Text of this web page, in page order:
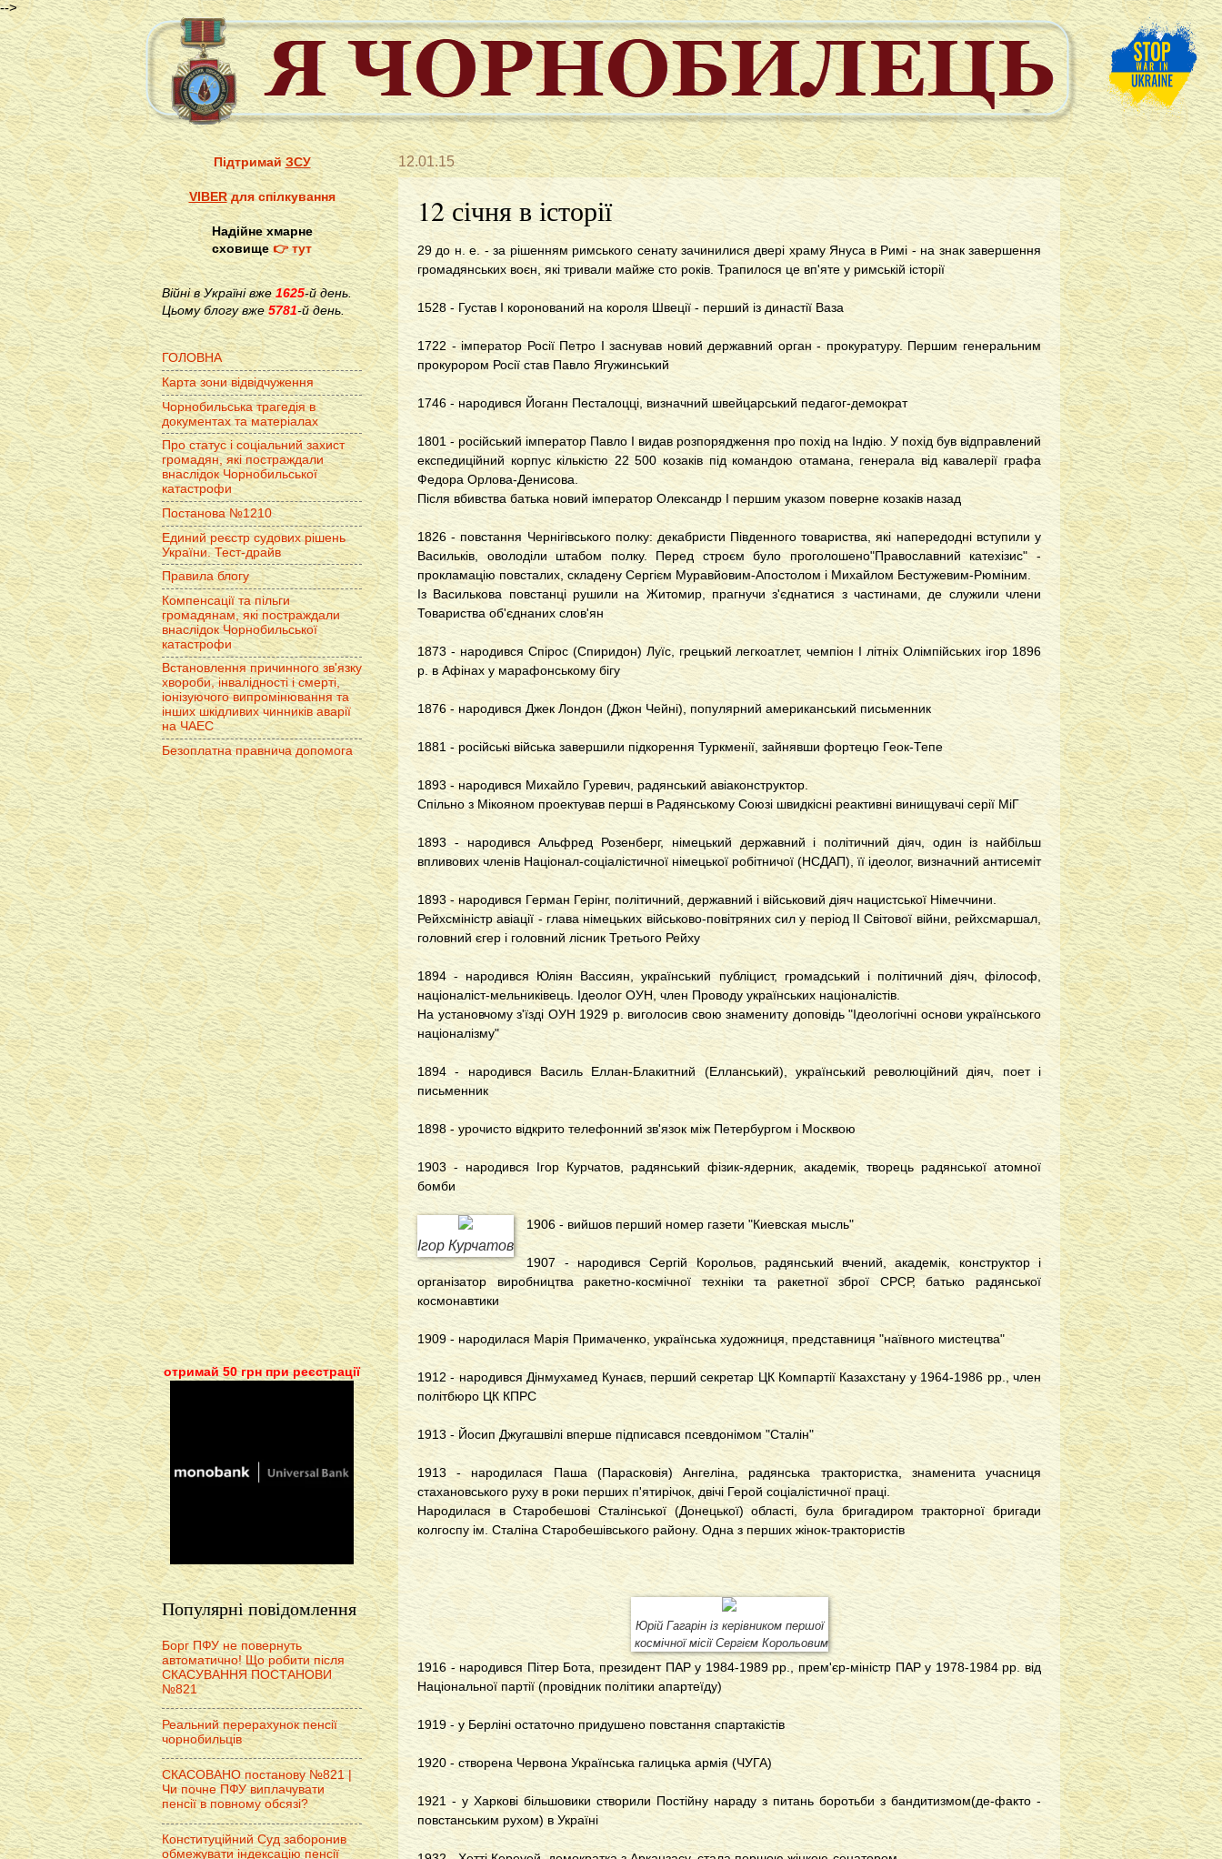
-->
12.01.15
12 січня в історії
29 до н. е. - за рішенням римського сенату зачинилися двері храму Януса в Римі - на знак завершення
громадянських воєн, які тривали майже сто років. Трапилося це вп'яте у римській історії
1528 - Густав I коронований на короля Швеції - перший із династії Ваза
1722 - імператор Росії Петро I заснував новий державний орган - прокуратуру. Першим генеральним
прокурором Росії став Павло Ягужинський
1746 - народився Йоганн Песталоцці, визначний швейцарський педагог-демократ
1801 - російський імператор Павло I видав розпорядження про похід на Індію. У похід був відправлений
експедиційний корпус кількістю 22 500 козаків під командою отамана, генерала від кавалерії графа
Федора Орлова-Денисова.
Після вбивства батька новий імператор Олександр I першим указом поверне козаків назад
1826 - повстання Чернігівського полку: декабристи Південного товариства, які напередодні вступили у
Васильків, оволоділи штабом полку. Перед строєм було проголошено"Православний катехізис" -
прокламацію повсталих, складену Сергієм Муравйовим-Апостолом і Михайлом Бестужевим-Рюміним.
Із Василькова повстанці рушили на Житомир, прагнучи з'єднатися з частинами, де служили члени
Товариства об'єднаних слов'ян
1873 - народився Спірос (Спиридон) Луїс, грецький легкоатлет, чемпіон І літніх Олімпійських ігор 1896
р. в Афінах у марафонському бігу
1876 - народився Джек Лондон (Джон Чейні), популярний американський письменник
1881 - російські війська завершили підкорення Туркменії, зайнявши фортецю Геок-Тепе
1893 - народився Михайло Гуревич, радянський авіаконструктор.
Спільно з Мікояном проектував перші в Радянському Союзі швидкісні реактивні винищувачі серії МіГ
1893 - народився Альфред Розенберг, німецький державний і політичний діяч, один із найбільш
впливових членів Націонал-соціалістичної німецької робітничої (НСДАП), її ідеолог, визначний антисеміт
1893 - народився Герман Герінг, політичний, державний і військовий діяч нацистської Німеччини.
Рейхсміністр авіації - глава німецьких військово-повітряних сил у період ІІ Світової війни, рейхсмаршал,
головний єгер і головний лісник Третього Рейху
1894 - народився Юліян Вассиян, український публіцист, громадський і політичний діяч, філософ,
націоналіст-мельниківець. Ідеолог ОУН, член Проводу українських націоналістів.
На установчому з'їзді ОУН 1929 р. виголосив свою знамениту доповідь "Ідеологічні основи українського
націоналізму"
1894 - народився Василь Еллан-Блакитний (Елланський), український революційний діяч, поет і
письменник
1898 - урочисто відкрито телефонний зв'язок між Петербургом і Москвою
1903 - народився Ігор Курчатов, радянський фізик-ядерник, академік, творець радянської атомної
бомби
Ігор Курчатов
1906 - вийшов перший номер газети "Киевская мысль"
1907 - народився Сергій Корольов, радянський вчений, академік, конструктор і
організатор виробництва ракетно-космічної техніки та ракетної зброї СРСР, батько радянської
космонавтики
1909 - народилася Марія Примаченко, українська художниця, представниця "наївного мистецтва"
1912 - народився Дінмухамед Кунаєв, перший секретар ЦК Компартії Казахстану у 1964-1986 рр., член
політбюро ЦК КПРС
1913 - Йосип Джугашвілі вперше підписався псевдонімом "Сталін"
1913 - народилася Паша (Парасковія) Ангеліна, радянська трактористка, знаменита учасниця
стахановського руху в роки перших п'ятирічок, двічі Герой соціалістичної праці.
Народилася в Старобешові Сталінської (Донецької) області, була бригадиром тракторної бригади
колгоспу ім. Сталіна Старобешівського району. Одна з перших жінок-трактористів
Юрій Гагарін із керівником першої
космічної місії Сергієм Корольовим
1916 - народився Пітер Бота, президент ПАР у 1984-1989 рр., прем'єр-міністр ПАР у 1978-1984 рр. від
Національної партії (провідник політики апартеїду)
1919 - у Берліні остаточно придушено повстання спартакістів
1920 - створена Червона Українська галицька армія (ЧУГА)
1921 - у Харкові більшовики створили Постійну нараду з питань боротьби з бандитизмом(де-факто -
повстанським рухом) в Україні
ПідтримайЗСУ
VIBERдля спілкування
Надійне хмарне
сховище👉 тут
Війні в Україні вже1625-й день.
Цьому блогу вже 5781-й день.
ГОЛОВНА
Карта зони відвідчуження
Чорнобильська трагедія в
документах та матеріалах
Про статус і соціальний захист
громадян, які постраждали
внаслідок Чорнобильської
катастрофи
Постанова №1210
Единий реєстр судових рішень
України. Тест-драйв
Правила блогу
Компенсації та пільги
громадянам, які постраждали
внаслідок Чорнобильської
катастрофи
Встановлення причинного зв'язку
хвороби, інвалідності і смерті,
іонізуючого випромінювання та
інших шкідливих чинників аварії
на ЧАЕС
Безоплатна правнича допомога
отримай 50 грн при реєстрації
Популярні повідомлення
Борг ПФУ не повернуть
автоматично! Що робити після
СКАСУВАННЯ ПОСТАНОВИ
№821
Реальний перерахунок пенсії
чорнобильців
СКАСОВАНО постанову №821 |
Чи почне ПФУ виплачувати
пенсії в повному обсязі?
Конституційний Суд заборонив
обмежувати індексацію пенсії